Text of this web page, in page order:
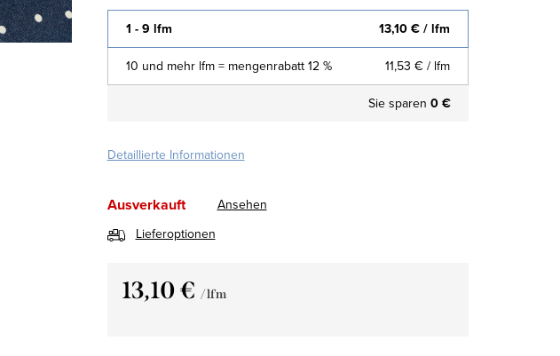
1 - 9 lfm 13,10 €/ lfm
10 und mehr lfm = mengenrabatt 12 % 11,53 € / lfm
Sie sparen 0 €
Detaillierte Informationen
Ausverkauft
Ansehen
Lieferoptionen
13,10 € / lfm